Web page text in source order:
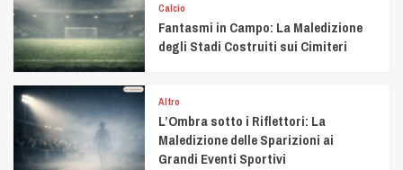
Calcio
Fantasmi in Campo: La Maledizione
degli Stadi Costruiti sui Cimiteri
Altro
L’Ombra sotto i Riflettori: La
Maledizione delle Sparizioni ai
Grandi Eventi Sportivi